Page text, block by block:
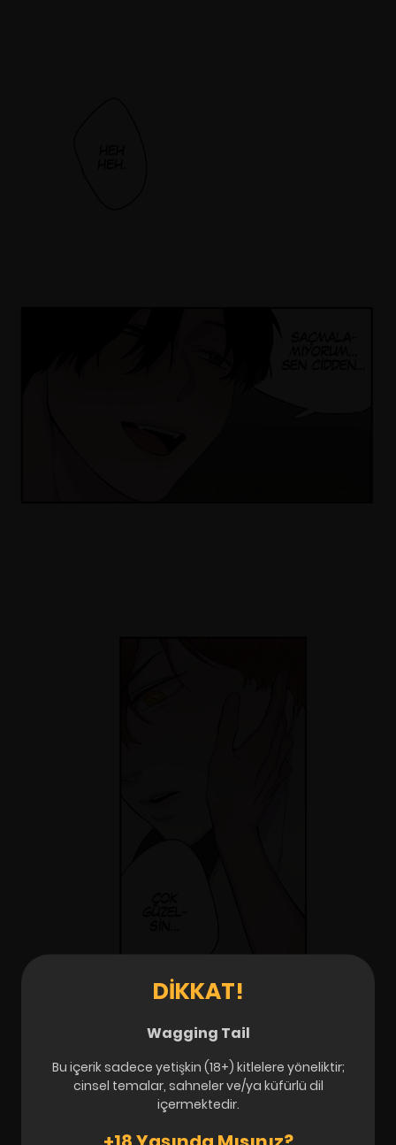
DIKKAT!
Wagging Tail
Bu içerik sadece yetişkin (18+) kitlelere yöneliktir;
cinsel temalar, sahneler ve/ya küfürlü dil
içermektedir.